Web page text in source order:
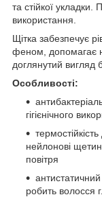
та стійкої
використання.
Щітка забезпечує
феном, допомагає
доглянутий вигляд
Особливості:
гігієнічного
нейлонові
повітря
робить волосся